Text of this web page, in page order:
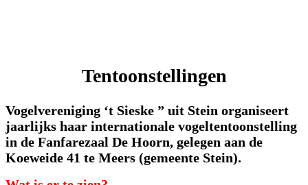
Tentoonstellingen
Vogelvereniging ‘t Sieske ” uit Stein organiseert
jaarlijks haar internationale vogeltentoonstelling
in de Fanfarezaal De Hoorn, gelegen aan de
Koeweide 41 te Meers (gemeente Stein).